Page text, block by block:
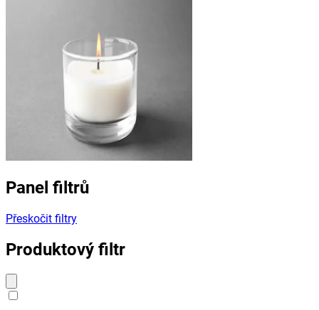
Panel filtrů
Přeskočit filtry
Produktový filtr